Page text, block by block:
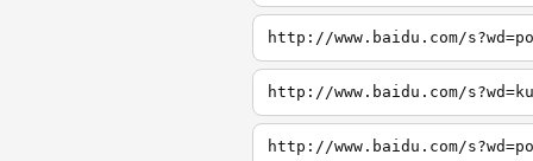
http://www.baidu.com/
http://www.baidu.com/
http://www.baidu.com/